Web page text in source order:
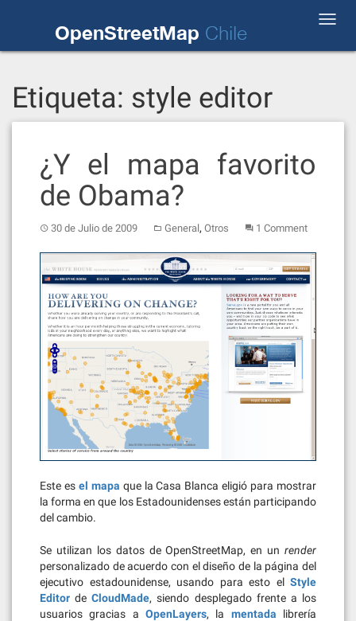
OpenStreetMap Chile
Etiqueta: style editor
¿Y el mapa favorito
de Obama?
30 de Julio de 2009 General, Otros 1 Comment
Este es el mapa que la Casa Blanca eligió para mostrar
la forma en que los Estadounidenses están participando
del cambio.
Se utilizan los datos de OpenStreetMap, en un render
personalizado de acuerdo con el diseño de la página del
ejecutivo estadounidense, usando para esto el Style
Editor deCloudMade, siendo desplegado frente a los
usuarios gracias a OpenLayers, la mentada librería